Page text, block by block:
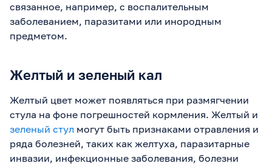
связанное, например, с воспалительным
заболеванием, паразитами или инородным
предметом.
Желтый и зеленый кал
Желтый цвет может появляться при размягчении
стула на фоне погрешностей кормления. Желтый и
зеленый стул могут быть признаками отравления и
ряда болезней, таких как желтуха, паразитарные
инвазии, инфекционные заболевания, болезни